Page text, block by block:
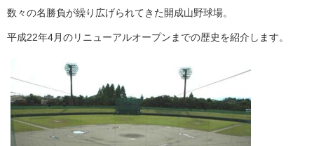
数々の名勝負が繰り広げられてきた開成山野球場。
平成22年4月のリニューアルオープンまでの歴史を紹介します。